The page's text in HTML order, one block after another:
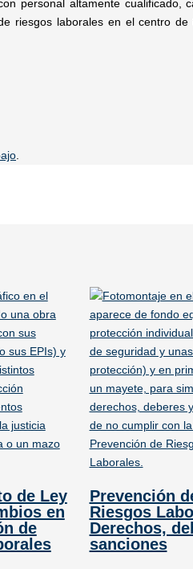
personal altamente cualificado,
riesgos laborales en el centro
.
de Ley
en
de
Prevención
Riesgos
Derechos,
sanciones